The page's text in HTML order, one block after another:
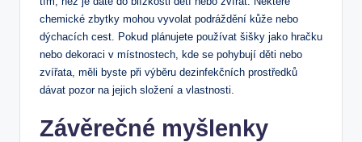
chemické zbytky mohou vyvolat podráždění kůže nebo
dýchacích cest. Pokud plánujete používat šišky jako hračku
nebo dekoraci v místnostech, kde se pohybují děti nebo
zvířata, měli byste při výběru dezinfekčních prostředků
dávat pozor na jejich složení a vlastnosti.
Závěrečné myšlenky